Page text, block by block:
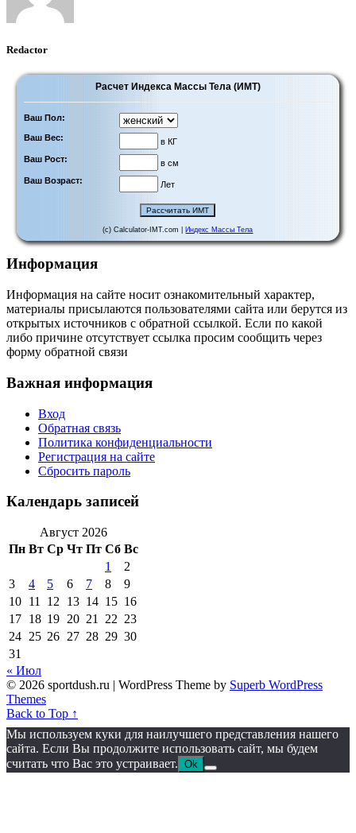
Redactor
Расчет Индекса Массы Тела (ИМТ)
Ваш Пол:
Ваш Вес:
в КГ
Ваш Рост:
в см
Ваш Возраст:
Лет
(c) Calculator-IMT.com | Индекс Массы Тела
Информация
Информация на сайте носит ознакомительный характер,
материалы присылаются пользователями сайта или берутся из
открытых источников с обратной ссылкой. Если по какой
либо причине отсутствует ссылка просим сообщить через
форму обратной связи
Важная информация
Вход
Обратная связь
Политика конфиденциальности
Регистрация на сайте
Сбросить пароль
Календарь записей
Август 2026
Пн Вт Ср Чт Пт Сб Вс
1
2
3
4 5 6 7 8
9
10 11 12 13 14 15 16
17 18 19 20 21 22 23
24 25 26 27 28 29 30
31
« Июл
© 2026 sportdush.ru | WordPress Theme by Superb WordPress
Themes
Back to Top ↑
Мы используем куки для наилучшего представления нашего
сайта. Если Вы продолжите использовать сайт, мы будем
считать что Вас это устраивает. Ok